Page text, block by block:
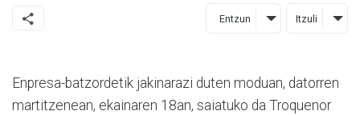
Entzun Itzuli
Enpresa-batzordetik jakinarazi duten moduan, datorren
martitzenean, ekainaren 18an, saiatuko da Troquenor